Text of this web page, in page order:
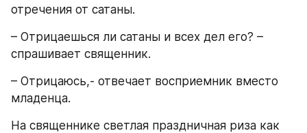
отречения от сатаны.
– Отрицаешься ли сатаны и всех дел его? –
спрашивает священник.
– Отрицаюсь,- отвечает восприемник вместо
младенца.
На священнике светлая праздничная риза как